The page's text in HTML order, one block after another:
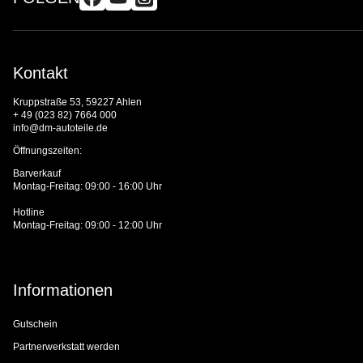
Kontakt
Kruppstraße 53, 59227 Ahlen
+ 49 (023 82) 7664 000
info@dm-autoteile.de
Öffnungszeiten:
Barverkauf
Montag-Freitag: 09:00 - 16:00 Uhr
Hotline
Montag-Freitag: 09:00 - 12:00 Uhr
Informationen
Gutschein
Partnerwerkstatt werden